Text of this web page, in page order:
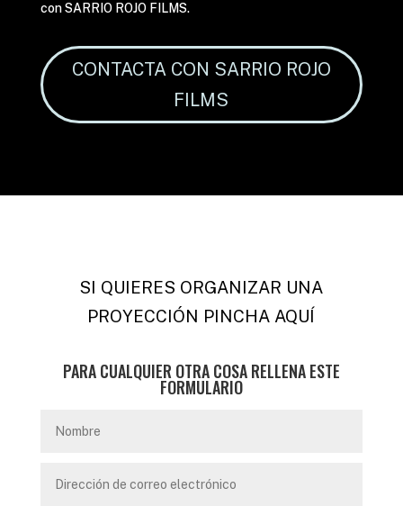
con SARRIO ROJO FILMS.
CONTACTA CON SARRIO ROJO
FILMS
SI QUIERES ORGANIZAR UNA
PROYECCIÓN PINCHA AQUÍ
PARA CUALQUIER OTRA COSA RELLENA ESTE
FORMULARIO
de